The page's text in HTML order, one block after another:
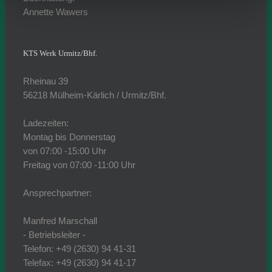
Annette Wawers
KTS Werk Urmitz/Bhf.
Rheinau 39
56218 Mülheim-Kärlich / Urmitz/Bhf.
Ladezeiten:
Montag bis Donnerstag
von 07:00 -15:00 Uhr
Freitag von 07:00 -11:00 Uhr
Ansprechpartner:
Manfred Marschall
- Betriebsleiter -
Telefon: +49 (2630) 94 41-31
Telefax: +49 (2630) 94 41-17